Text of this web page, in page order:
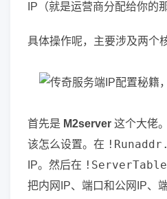
IP（就是运营商分配给你的
具体操作呢，主要涉及两个
首先是 M2server 这个大佬
该怎么设置。在
IP。然后在
把内网IP、端口和公网IP、